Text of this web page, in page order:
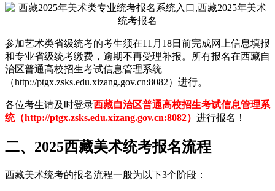
参加艺术类省级统考的考生须在11月18日前完成网上信息填报
和专业省级统考缴费，逾期不再受理补报。所有报名在西藏自
治区普通高校招生考试信息管理系统
（http://ptgx.zsks.edu.xizang.gov.cn:8082）进行。
各位考生请及时登录西藏自治区普通高校招生考试信息管理系
统（http://ptgx.zsks.edu.xizang.gov.cn:8082） 进行报名！
二、2025西藏美术统考报名流程
西藏美术统考的报名流程一般为以下3个阶段：